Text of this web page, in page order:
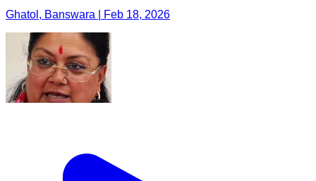
Ghatol, Banswara | Feb 18, 2026